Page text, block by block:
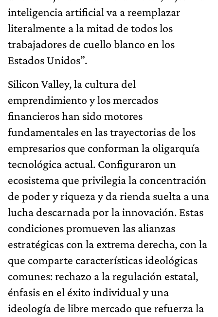
inteligen­cia artificial va a reemplazar
literalmente a la mitad de todos los
trabajadores de cuello blanco en los
Estados Unidos”.
Silicon Valley, la cultura del
emprendimiento y los mer­cados
financieros han sido motores
fundamentales en las trayectorias de los
empresarios que conforman la oligarquía
tecnológica actual. Configuraron un
ecosistema que privile­gia la concentración
de poder y riqueza y da rienda suelta a una
lucha descarnada por la innovación. Estas
condiciones promueven las alianzas
estratégicas con la extrema derecha, con la
que comparte características ideológicas
comunes: re­chazo a la regulación estatal,
énfasis en el éxito individual y una
ideología de libre mercado que refuerza la